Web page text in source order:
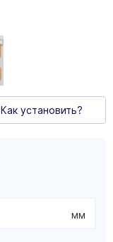
Как установить?
мм